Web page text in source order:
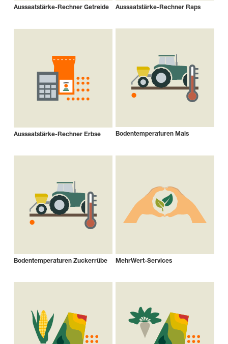
Aussaatstärke-Rechner Getreide Aussaatstärke-Rechner Raps
Aussaatstärke-Rechner Erbse Bodentemperaturen Mais
Bodentemperaturen Zuckerrübe MehrWert-Services